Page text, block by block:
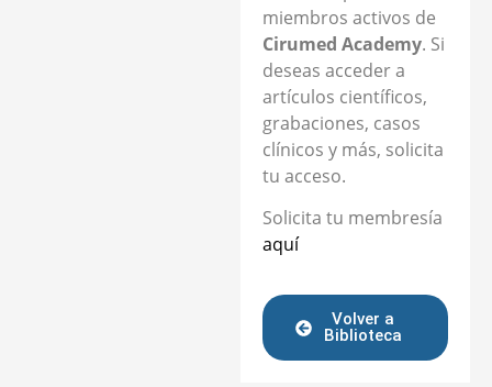
miembros activos de
Cirumed Academy. Si
deseas acceder a
artículos científicos,
grabaciones, casos
clínicos y más, solicita
tu acceso.
Solicita tu membresía
aquí
Volver a
Biblioteca